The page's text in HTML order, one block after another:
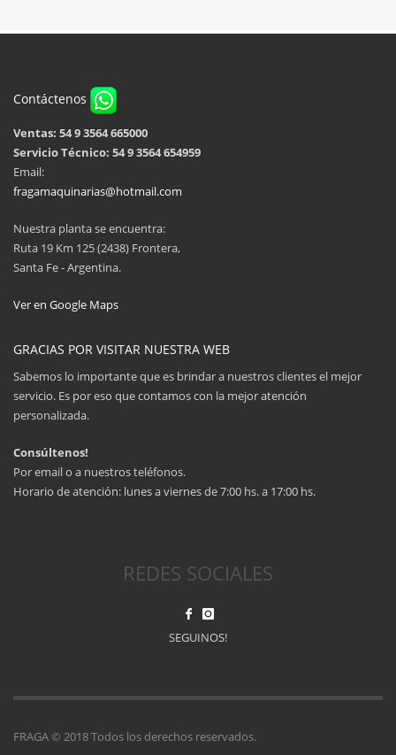
Contáctenos
Ventas: 54 9 3564 665000
Servicio Técnico: 54 9 3564 654959
Email:
fragamaquinarias@hotmail.com
Nuestra planta se encuentra:
Ruta 19 Km 125 (2438) Frontera,
Santa Fe - Argentina.
Ver en Google Maps
GRACIAS POR VISITAR NUESTRA WEB
Sabemos lo importante que es brindar a nuestros clientes el mejor
servicio. Es por eso que contamos con la mejor atención
personalizada.
Consúltenos!
Por email o a nuestros teléfonos.
Horario de atención: lunes a viernes de 7:00 hs. a 17:00 hs.
REDES SOCIALES
SEGUINOS!
FRAGA © 2018 Todos los derechos reservados.